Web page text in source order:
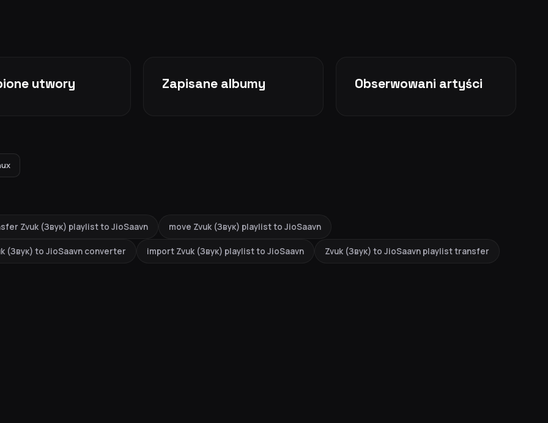
utwory Zapisane albumy Obserwowani artyści
Zvuk (Звук) playlist to JioSaavn move Zvuk (Звук) playlist to JioSaavn
(Звук) to JioSaavn converter import Zvuk (Звук) playlist to JioSaavn Zvuk (Звук) to JioSaavn playlist transfer